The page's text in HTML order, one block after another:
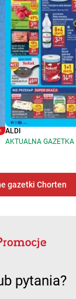
ALDI
AKTUALNA GAZETKA
gazetki Chorten
pytania?